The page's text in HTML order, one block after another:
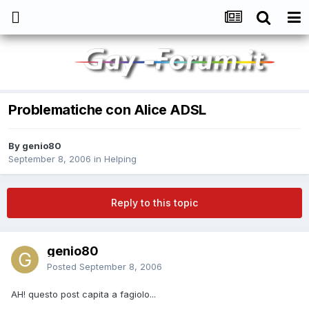
Problematiche con Alice ADSL
By genio80
September 8, 2006 in Helping
Reply to this topic
genio80
Posted September 8, 2006
AH! questo post capita a fagiolo...